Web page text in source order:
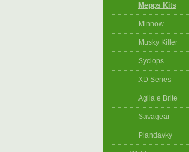
Mepps Kits
Minnow
Musky Killer
Syclops
XD Series
Aglia e Brite
Savagear
Plandavky